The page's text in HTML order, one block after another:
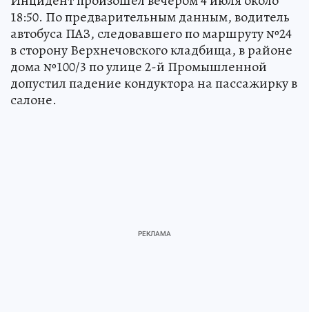
18:50. По предварительным данным, водитель
автобуса ПАЗ, следовавшего по маршруту №24
в сторону Верхнечовского кладбища, в районе
дома №100/3 по улице 2-й Промышленной
допустил падение кондуктора на пассажирку в
салоне.